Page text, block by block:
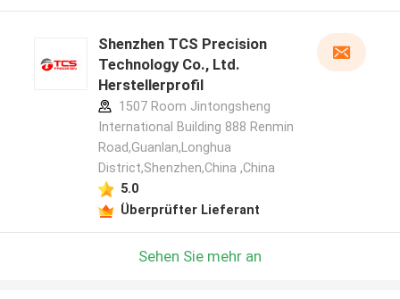
Shenzhen TCS Precision
Technology Co., Ltd.
Herstellerprofil
1507 Room Jintongsheng
International Building 888 Renmin
Road,Guanlan,Longhua
District,Shenzhen,China ,China
5.0
Überprüfter Lieferant
Sehen Sie mehr an